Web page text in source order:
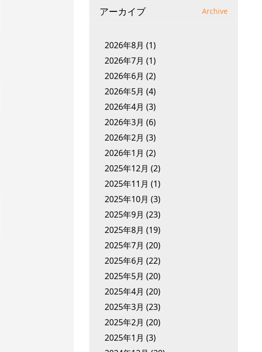
アーカイブ Archive
2026年8月 (1)
2026年7月 (1)
2026年6月 (2)
2026年5月 (4)
2026年4月 (3)
2026年3月 (6)
2026年2月 (3)
2026年1月 (2)
2025年12月 (2)
2025年11月 (1)
2025年10月 (3)
2025年9月 (23)
2025年8月 (19)
2025年7月 (20)
2025年6月 (22)
2025年5月 (20)
2025年4月 (20)
2025年3月 (23)
2025年2月 (20)
2025年1月 (3)